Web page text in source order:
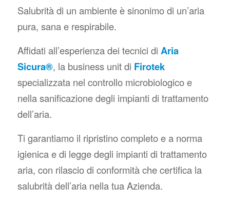
Salubrità di un ambiente è sinonimo di un’aria
pura, sana e respirabile.
Affidati all’esperienza dei tecnici di Aria
Sicura®, la business unit di Firotek
specializzata nel controllo microbiologico e
nella sanificazione degli impianti di trattamento
dell’aria.
Ti garantiamo il ripristino completo e a norma
igienica e di legge degli impianti di trattamento
aria, con rilascio di conformità che certifica la
salubrità dell’aria nella tua Azienda.